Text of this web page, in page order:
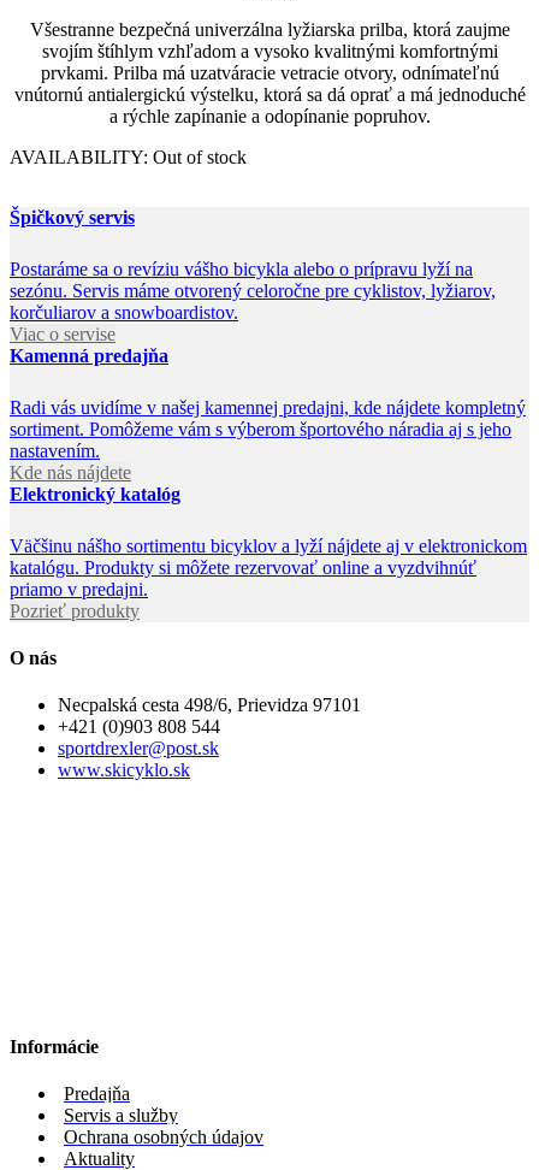
Všestranne bezpečná univerzálna lyžiarska prilba, ktorá zaujme
svojím štíhlym vzhľadom a vysoko kvalitnými komfortnými
prvkami. Prilba má uzatváracie vetracie otvory, odnímateľnú
vnútornú antialergickú výstelku, ktorá sa dá oprať a má jednoduché
a rýchle zapínanie a odopínanie popruhov.
AVAILABILITY: Out of stock
Špičkový servis
Postaráme sa o revíziu vášho bicykla alebo o prípravu lyží na
sezónu. Servis máme otvorený celoročne pre cyklistov, lyžiarov,
korčuliarov a snowboardistov.
Viac o servise
Kamenná predajňa
Radi vás uvidíme v našej kamennej predajni, kde nájdete kompletný
sortiment. Pomôžeme vám s výberom športového náradia aj s jeho
nastavením.
Kde nás nájdete
Elektronický katalóg
Väčšinu nášho sortimentu bicyklov a lyží nájdete aj v elektronickom
katalógu. Produkty si môžete rezervovať online a vyzdvihnúť
priamo v predajni.
Pozrieť produkty
O nás
Necpalská cesta 498/6, Prievidza 97101
+421 (0)903 808 544
sportdrexler@post.sk
www.skicyklo.sk
Informácie
Predajňa
Servis a služby
Ochrana osobných údajov
Aktuality